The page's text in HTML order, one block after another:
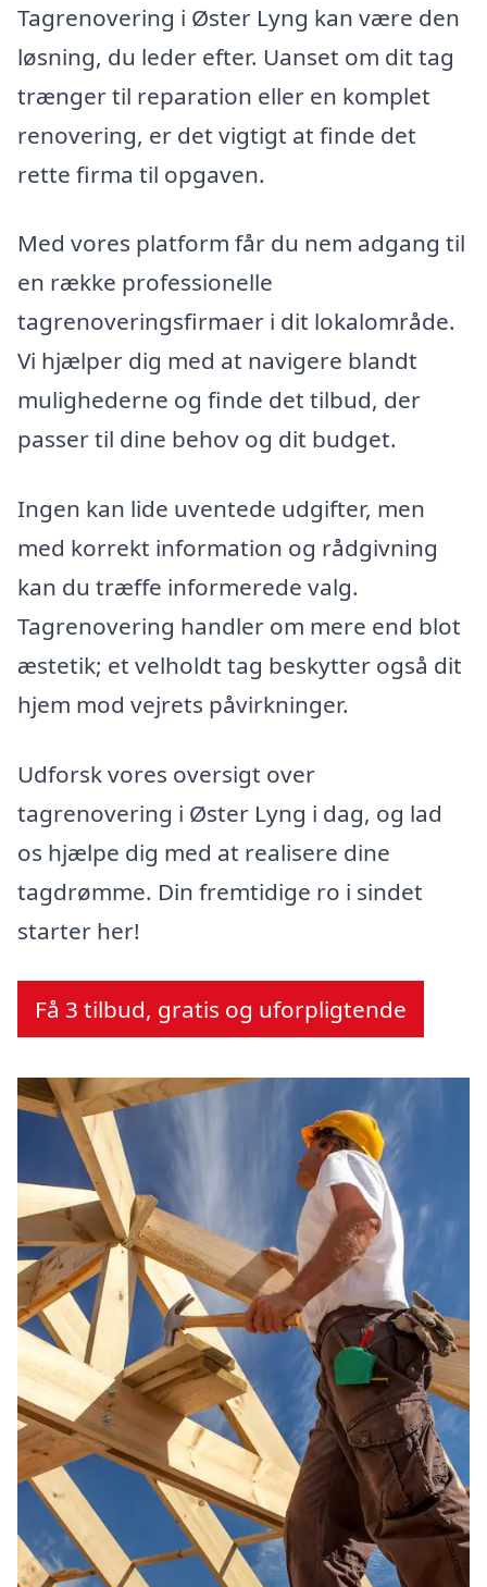
Tagrenovering i Øster Lyng kan være den
løsning, du leder efter. Uanset om dit tag
trænger til reparation eller en komplet
renovering, er det vigtigt at finde det
rette firma til opgaven.
Med vores platform får du nem adgang til
en række professionelle
tagrenoveringsfirmaer i dit lokalområde.
Vi hjælper dig med at navigere blandt
mulighederne og finde det tilbud, der
passer til dine behov og dit budget.
Ingen kan lide uventede udgifter, men
med korrekt information og rådgivning
kan du træffe informerede valg.
Tagrenovering handler om mere end blot
æstetik; et velholdt tag beskytter også dit
hjem mod vejrets påvirkninger.
Udforsk vores oversigt over
tagrenovering i Øster Lyng i dag, og lad
os hjælpe dig med at realisere dine
tagdrømme. Din fremtidige ro i sindet
starter her!
Få 3 tilbud, gratis og uforpligtende